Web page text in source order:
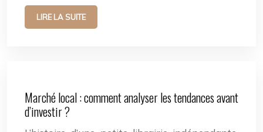
LIRE LA SUITE
Marché local : comment analyser les tendances avant
d’investir ?